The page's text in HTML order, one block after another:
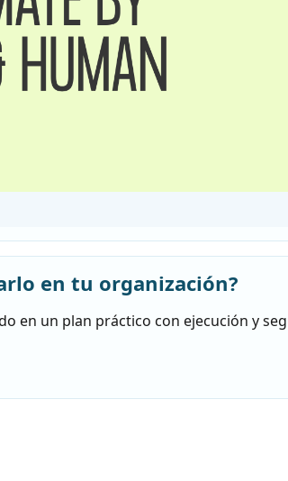
en tu organización?
en un plan práctico con ejecución y